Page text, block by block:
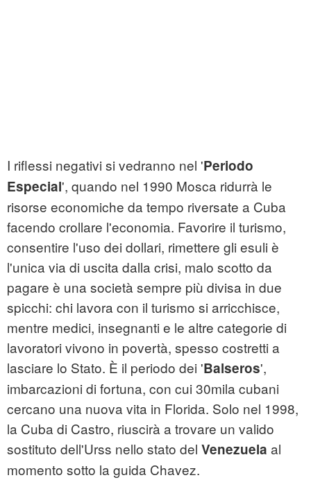
I riflessi negativi si vedranno nel 'Periodo
Especial', quando nel 1990 Mosca ridurrà le
risorse economiche da tempo riversate a Cuba
facendo crollare l'economia. Favorire il turismo,
consentire l'uso dei dollari, rimettere gli esuli è
l'unica via di uscita dalla crisi, malo scotto da
pagare è una società sempre più divisa in due
spicchi: chi lavora con il turismo si arricchisce,
mentre medici, insegnanti e le altre categorie di
lavoratori vivono in povertà, spesso costretti a
lasciare lo Stato. È il periodo dei 'Balseros',
imbarcazioni di fortuna, con cui 30mila cubani
cercano una nuova vita in Florida. Solo nel 1998,
la Cuba di Castro, riuscirà a trovare un valido
sostituto dell'Urss nello stato del Venezuela al
momento sotto la guida Chavez.